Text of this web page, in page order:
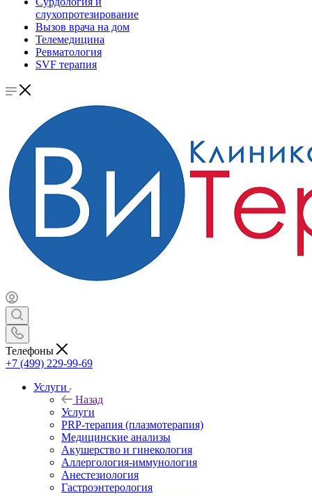
слухопротезирование
Вызов врача на дом
Телемедицина
Ревматология
SVF терапия
Телефоны
+7 (499) 229-99-69
Услуги
Назад
Услуги
PRP-терапия (плазмотерапия)
Медицинские анализы
Акушерство и гинекология
Аллергология-иммунология
Анестезиология
Гастроэнтерология